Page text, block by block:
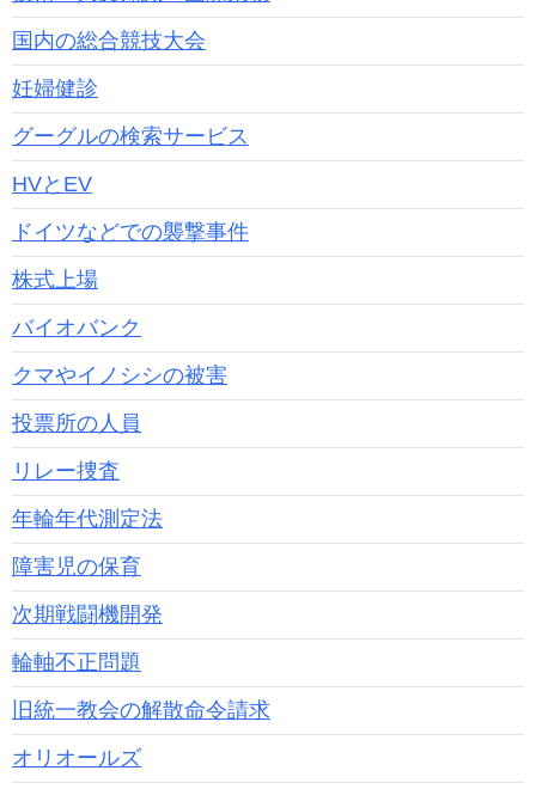
国内の総合競技大会
妊婦健診
グーグルの検索サービス
HVとEV
ドイツなどでの襲撃事件
株式上場
バイオバンク
クマやイノシシの被害
投票所の人員
リレー捜査
年輪年代測定法
障害児の保育
次期戦闘機開発
輪軸不正問題
旧統一教会の解散命令請求
オリオールズ